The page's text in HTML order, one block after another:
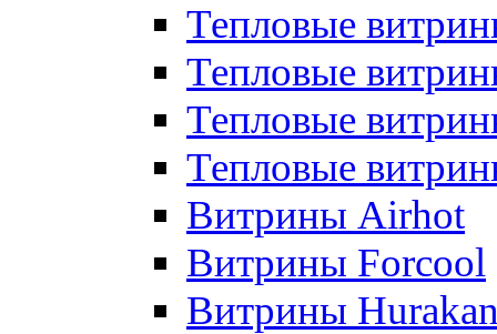
Тепловые
Тепловые
Тепловые
Тепловые
Витрины Airhot
Витрины Forcool
Витрины